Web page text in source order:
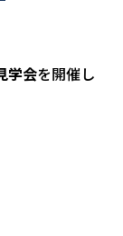
学会を開催し